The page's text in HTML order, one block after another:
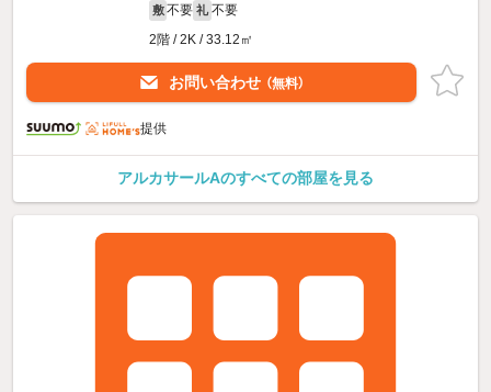
敷 不要 礼 不要
2階 / 2K / 33.12㎡
お問い合わせ （無料）
提供
アルカサールAのすべての部屋を見る